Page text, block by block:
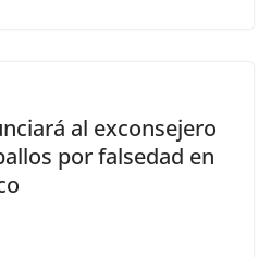
al exconsejero
por falsedad en